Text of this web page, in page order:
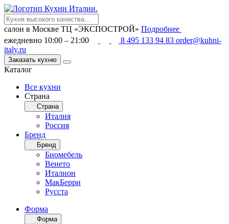
салон в Москве ТЦ «ЭКСПОСТРОЙ» Подробнее
ежедневно 10:00 – 21:00
8 495 133 94 83 order@kuhni-
italy.ru
Заказать кухню
Каталог
Все кухни
Страна
Страна
Италия
Россия
Бренд
Бренд
Биомебель
Венето
Италион
МакБерри
Русста
Форма
Форма